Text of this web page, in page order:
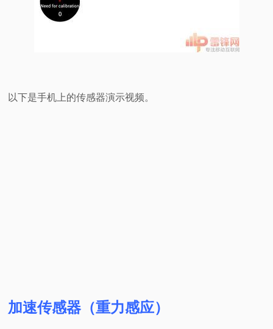
以下是手机上的传感器演示视频。
加速传感器（重力感应）